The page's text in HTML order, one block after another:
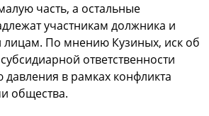
часть, а остальные
участникам должника и
По мнению Кузиных, иск об
ответственности
давления в рамках конфликта
общества.